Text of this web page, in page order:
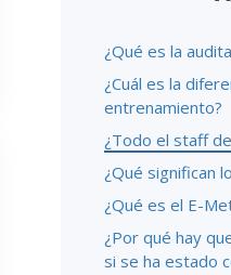
¿Qué es la
¿Cuál es la
entrenamiento?
¿Todo el staff
¿Qué significan
¿Qué es el E-
¿Por qué hay
si se ha estado